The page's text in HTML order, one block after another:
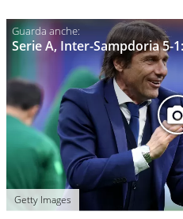
Serie A, Inter-Sampdoria 5-
Getty Images